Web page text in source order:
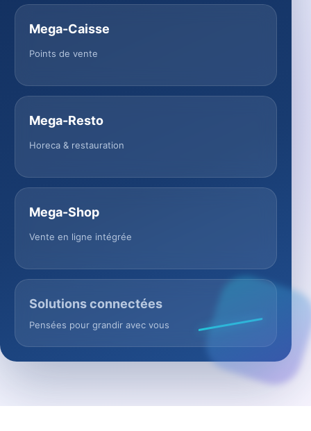
Mega-Caisse
Points de vente
Mega-Resto
Horeca & restauration
Mega-Shop
Vente en ligne intégrée
Solutions connectées
Pensées pour grandir avec vous